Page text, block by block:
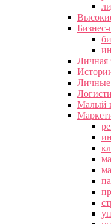
Личная
Малый